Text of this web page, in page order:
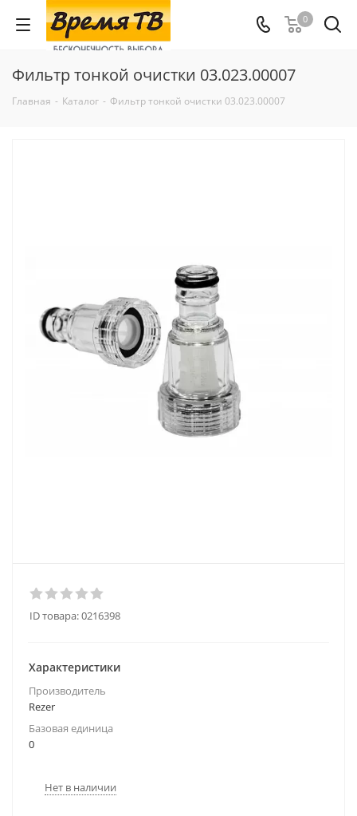
0
Фильтр тонкой очистки 03.023.00007
Главная - Каталог - Фильтр тонкой очистки 03.023.00007
ID товара:0216398
Характеристики
Производитель
Rezer
Базовая единица
0
Нет в наличии